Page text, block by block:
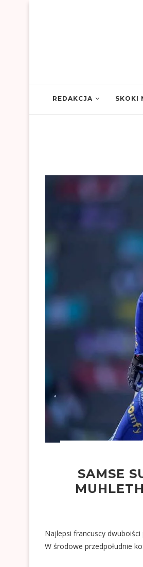
REDAKCJA SKOKI
SAMSE
Najlepsi francuscy
W środowe przedpołudnie